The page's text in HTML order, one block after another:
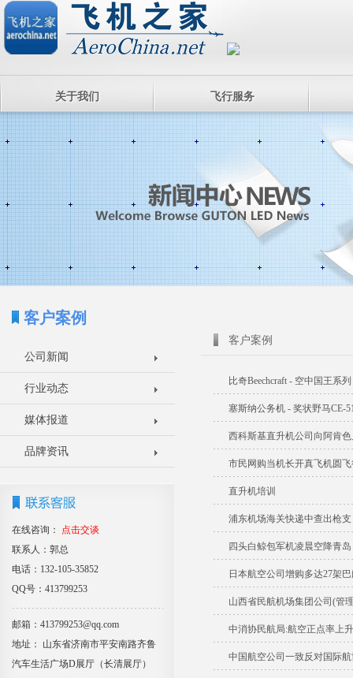
关于我们 飞行服务
客户案例
公司新闻
行业动态
媒体报道
品牌资讯
在线咨询：
点击交谈
联系人：郭总
电话：132-105-35852
QQ号：413799253
邮箱：413799253@qq.com
地址： 山东省济南市平安南路齐鲁
汽车生活广场D展厅（长清展厅）
客户案例
比奇Beechcraft - 空中国王系列
塞斯纳公务机 - 奖状野马CE-
西科斯基直升机公司向阿肯
市民网购当机长开真飞机圆
直升机培训
浦东机场海关快递中查出枪
四头白鲸包军机凌晨空降青
日本航空公司增购多达27架
山西省民航机场集团公司(管
中消协民航局:航空正点率上
中国航空公司一致反对国际